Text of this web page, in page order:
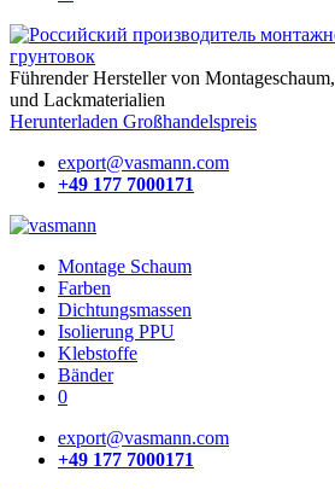
Führender Hersteller von Montageschaum,
und Lackmaterialien
Herunterladen Großhandelspreis
export@vasmann.com
+49 177 7000171
Montage Schaum
Farben
Dichtungsmassen
Isolierung PPU
Klebstoffe
Bänder
0
export@vasmann.com
+49 177 7000171